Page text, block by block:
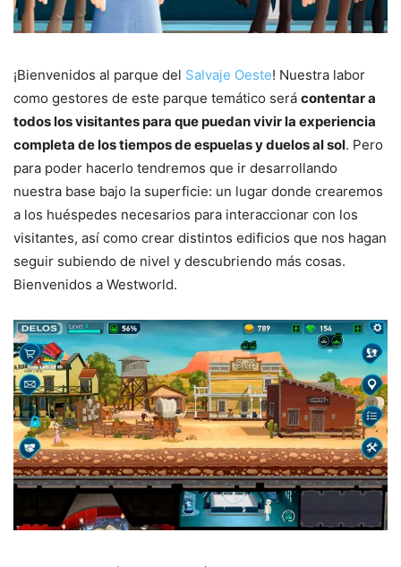
¡Bienvenidos al parque del Salvaje Oeste! Nuestra labor
como gestores de este parque temático será contentar a
todos los visitantes para que puedan vivir la experiencia
completa de los tiempos de espuelas y duelos al sol. Pero
para poder hacerlo tendremos que ir desarrollando
nuestra base bajo la superficie: un lugar donde crearemos
a los huéspedes necesarios para interaccionar con los
visitantes, así como crear distintos edificios que nos hagan
seguir subiendo de nivel y descubriendo más cosas.
Bienvenidos a Westworld.